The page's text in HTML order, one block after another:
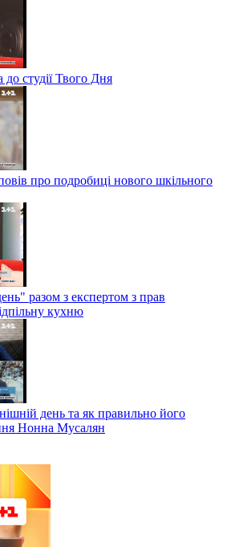
до студії Твого Дня
про подробиці нового шкільного
разом з експертом з прав
кухню
день та як правильно його
Нонна Мусалян